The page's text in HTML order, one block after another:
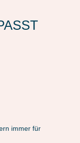
immer für